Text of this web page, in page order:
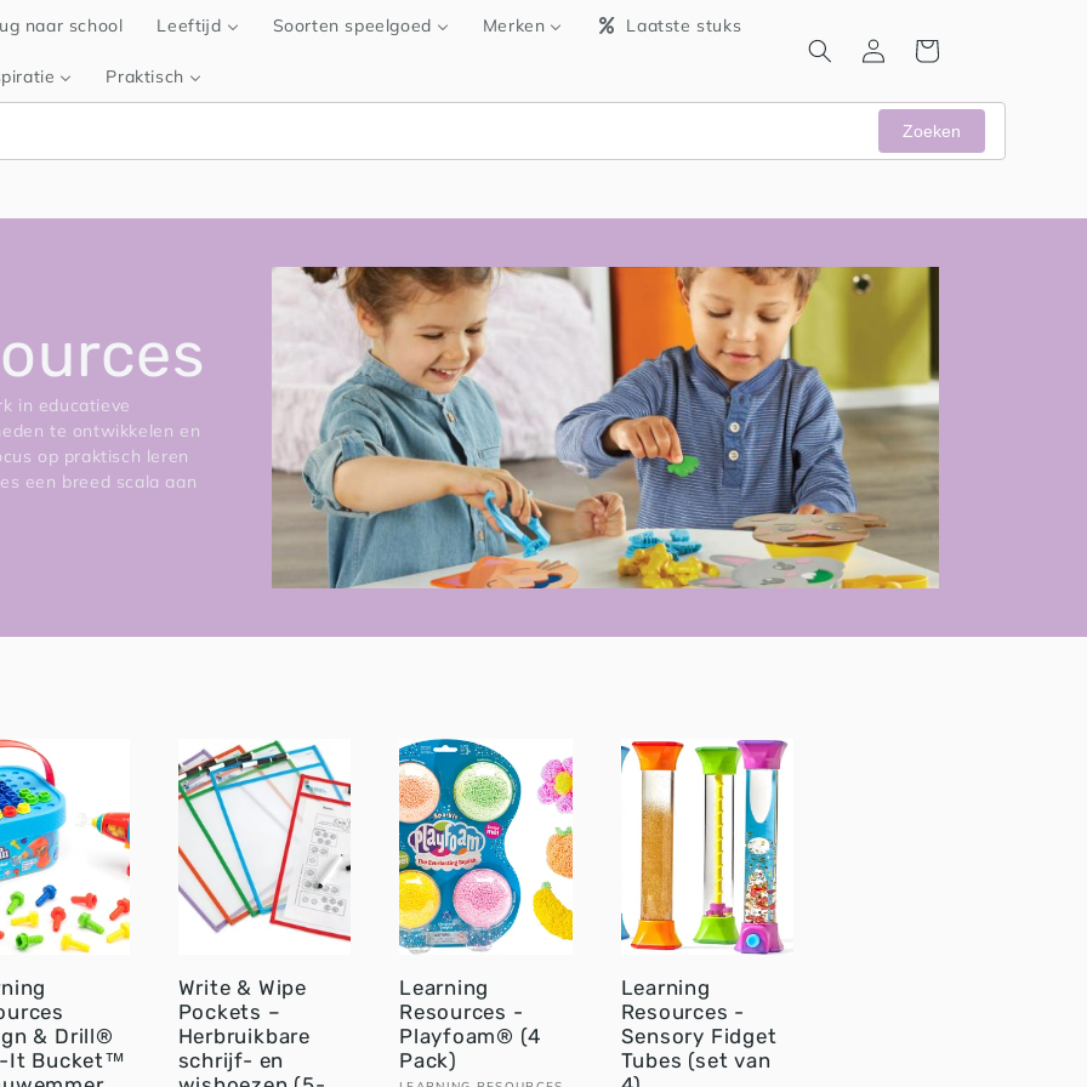
naar school Leeftijd Soorten speelgoed Merken Laatste stuks
Praktisch
Inloggen
Winkelwagen
Zoeken
in educatieve
te ontwikkelen en
op praktisch leren
een breed scala aan
& Drill®
It Bucket™
Write & Wipe
Pockets –
Herbruikbare
schrijf- en
Learning
Resources -
Playfoam® (4
Pack)
Learning
Resources -
Sensory Fidget
Tubes (set van